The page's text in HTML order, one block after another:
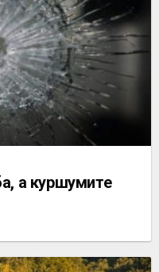
а куршумите